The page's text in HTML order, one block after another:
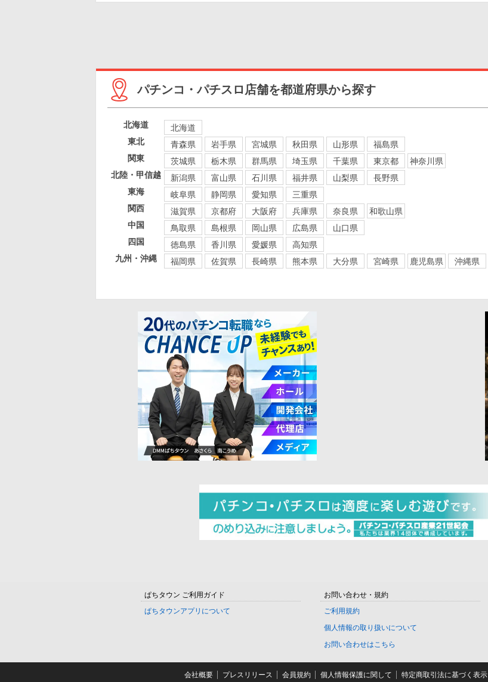
パチンコ・パチスロ店舗を都道府県から探す
北海道
北海道
東北
青森県 岩手県 宮城県 秋田県 山形県
福島県
関東
茨城県 栃木県 群馬県 埼玉県 千葉県 東京都
神奈川県
北陸・甲信越
新潟県 富山県 石川県 福井県 山梨県
長野県
東海
岐阜県 静岡県 愛知県
三重県
関西
滋賀県 京都府 大阪府 兵庫県 奈良県
和歌山県
中国
鳥取県 島根県 岡山県 広島県
山口県
四国
徳島県 香川県 愛媛県
高知県
九州・沖縄
福岡県 佐賀県 長崎県 熊本県 大分県 宮崎県 鹿児島県 沖縄県
ぱちタウン ご利用ガイド
ぱちタウンアプリについて
お問い合わせ・規約
ご利用規約
個人情報の取り扱いについて
お問い合わせはこちら
会社概要 プレスリリース 会員規約 個人情報保護に関して 特定商取引法に基づく表示